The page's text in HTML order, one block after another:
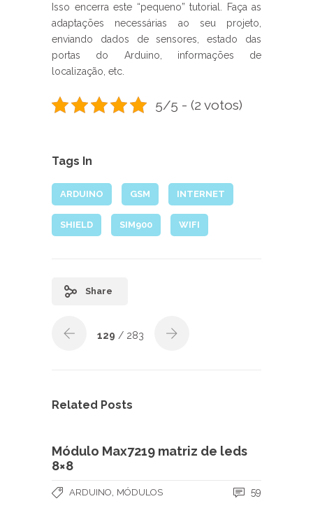
Isso encerra este “pequeno” tutorial. Faça as
adaptações necessárias ao seu projeto,
enviando dados de sensores, estado das
portas do Arduino, informações de
localização, etc.
5/5 - (2 votos)
Tags In
ARDUINO GSM INTERNET
SHIELD SIM900 WIFI
Share
129 / 283
Related Posts
Módulo Max7219 matriz de leds
8×8
ARDUINO MÓDULOS 59